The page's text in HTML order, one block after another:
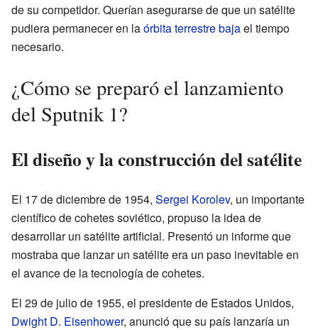
de su competidor. Querían asegurarse de que un satélite
pudiera permanecer en laórbita terrestre bajael tiempo
necesario.
¿Cómo se preparó el lanzamiento
del Sputnik 1?
El diseño y la construcción del satélite
El 17 de diciembre de 1954, Sergei Korolev, un importante
científico de cohetes soviético, propuso la idea de
desarrollar un satélite artificial. Presentó un informe que
mostraba que lanzar un satélite era un paso inevitable en
el avance de la tecnología de cohetes.
El 29 de julio de 1955, el presidente de Estados Unidos,
Dwight D. Eisenhower, anunció que su país lanzaría un